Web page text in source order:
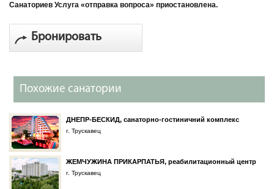
Санаториев Услуга «отправка вопроса» приостановлена.
Бронировать
Похожие санатории
ДНЕПР-БЕСКИД, санаторно-гостиничний комплекс
г. Трускавец
ЖЕМЧУЖИНА ПРИКАРПАТЬЯ, реабилитационный центр
г. Трускавец